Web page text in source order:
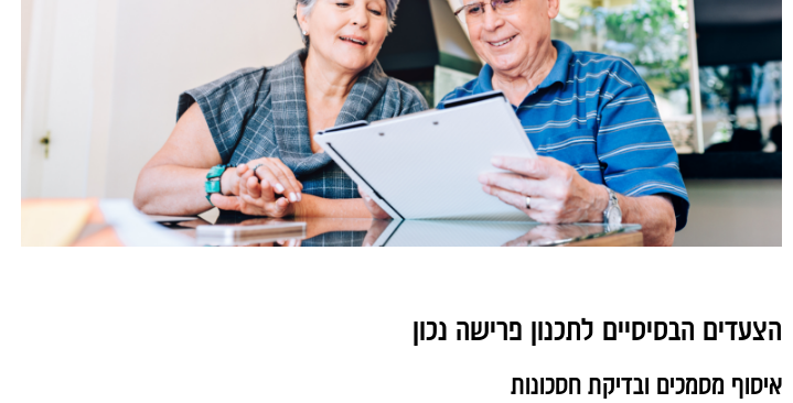
הצעדים הבסיסיים לתכנון פרישה נכון
איסוף מסמכים ובדיקת חסכונות